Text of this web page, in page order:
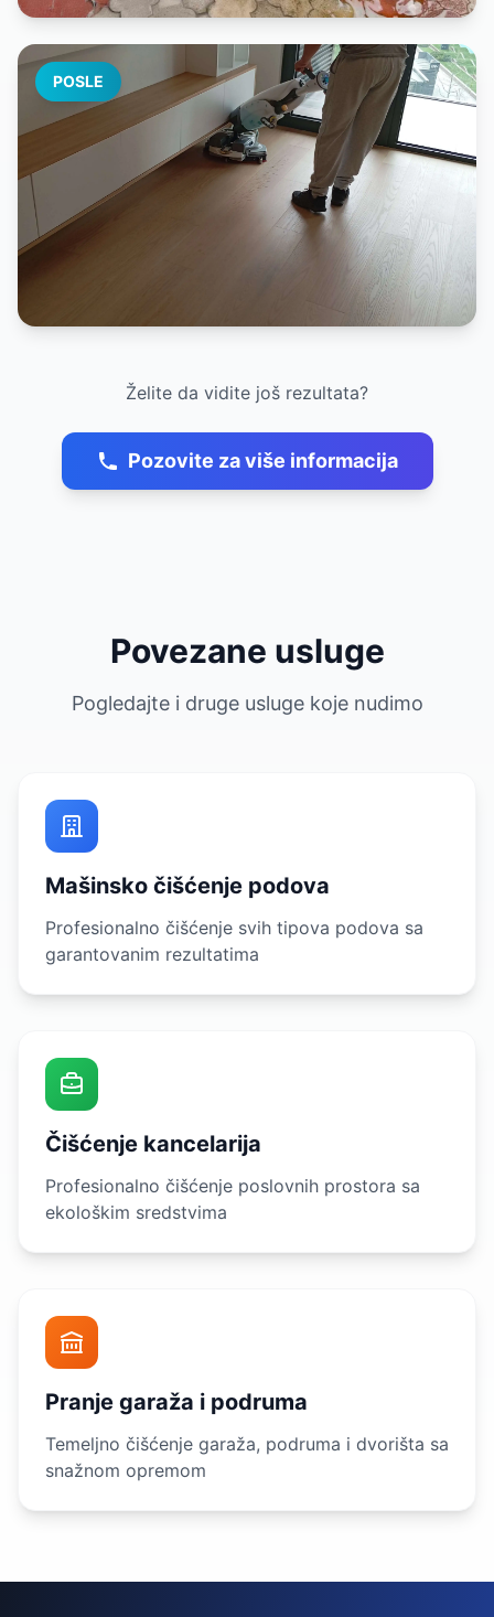
POSLE
Želite da vidite još rezultata?
Pozovite za više informacija
Povezane usluge
Pogledajte i druge usluge koje nudimo
Mašinsko čišćenje podova
Profesionalno čišćenje svih tipova podova sa
garantovanim rezultatima
Čišćenje kancelarija
Profesionalno čišćenje poslovnih prostora sa
ekološkim sredstvima
Pranje garaža i podruma
Temeljno čišćenje garaža, podruma i dvorišta sa
snažnom opremom